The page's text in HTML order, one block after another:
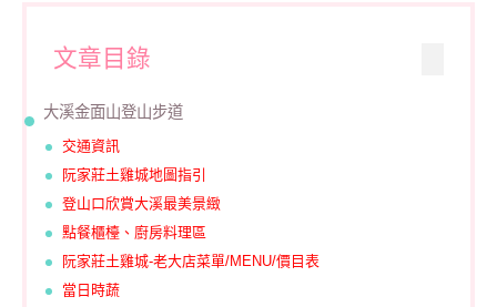
文章目錄
大溪金面山登山步道
交通資訊
阮家莊土雞城地圖指引
登山口欣賞大溪最美景緻
點餐櫃檯、廚房料理區
阮家莊土雞城-老大店菜單/MENU/價目表
當日時蔬